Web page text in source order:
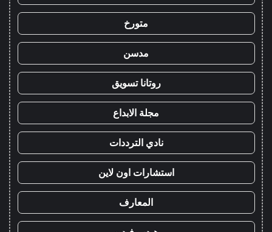
متورخ
مدسن
روتانا تسويق
مجلة الابداع
نادي الترددات
استشارات اون لاين
المعارف